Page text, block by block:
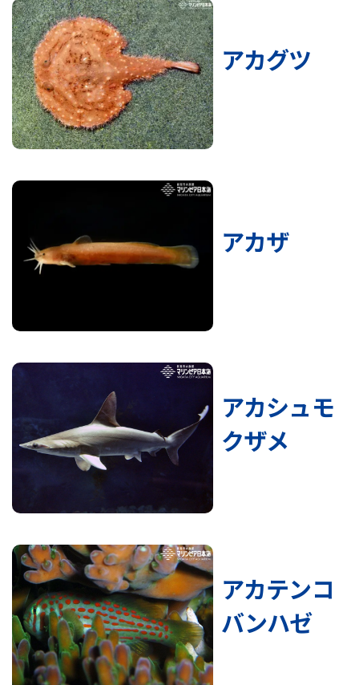
アカグツ
アカザ
アカシュモ
クザメ
アカテンコ
バンハゼ